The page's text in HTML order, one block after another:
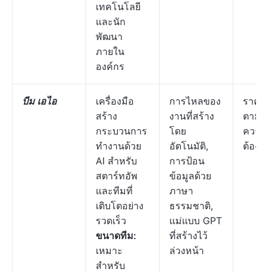
เทคโนโลยี
และนัก
พัฒนา
ภายใน
องค์กร
บีม เอไอ
เครื่องมือ
สร้าง
กระบวนการ
ทำงานด้วย
AI สำหรับ
สตาร์ทอัพ
และทีมที่
เติบโตอย่าง
รวดเร็ว
ขนาดทีม:
เหมาะ
สำหรับ
การไหลของ
งานที่สร้าง
โดย
อัตโนมัติ,
การป้อน
ข้อมูลด้วย
ภาษา
ธรรมชาติ,
แม่แบบ GPT
ที่สร้างไว้
ล่วงหน้า
ราคา
ตาม
ความ
ต้องก